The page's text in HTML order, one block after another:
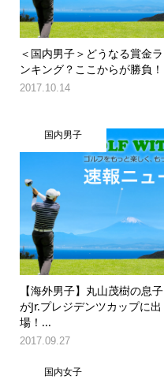
＜国内男子＞どうなる賞金ラ
ンキング？ここからが勝負！
2017.10.14
国内男子
【海外男子】丸山茂樹の息子
がJr.プレジデンツカップに出
場！...
2017.09.27
国内女子